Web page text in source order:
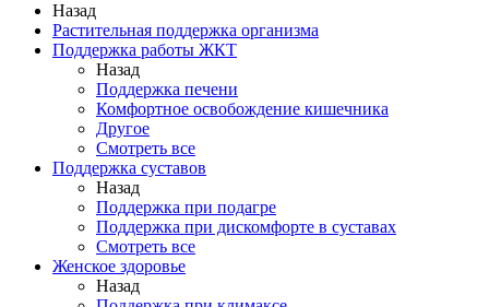
Назад
Растительная поддержка организма
Поддержка работы ЖКТ
Назад
Поддержка печени
Комфортное освобождение кишечника
Другое
Смотреть все
Поддержка суставов
Назад
Поддержка при подагре
Поддержка при дискомфорте в суставах
Смотреть все
Женское здоровье
Назад